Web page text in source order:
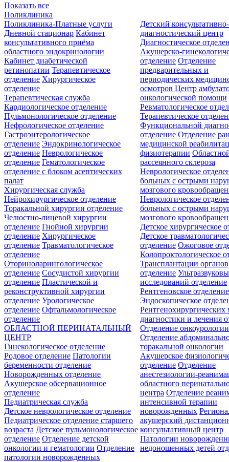
Показать все
Поликлиника
Поликлиника-Платные услуги
Дневной стационар Кабинет
консультативного приёма
областного эндокринологии
Кабинет диабетической
ретинопатии Терапевтическое
отделение Хирургическое
отделение
Детский консультативно-
диагностический центр
Диагностическое
Акушерско-
отделение Отделение
предварительных и
периодических
осмотровЦентр
онкологической помощи
Терапевтическая служба
Кардиологическое отделение
Пульмонологическое отделение
Нефрологическое отделение
Гастроэнтерологическое
отделение Эндокринологическое
отделение Неврологическое
отделение Гематологическое
отделение c блоком асептических
палат
Ревматологическое
Терапевтическое
Функциональной
отделение Отделение
медицинской
физиотерапии
рассеянного склероза
Неврологическое
больных с острыми
мозгового
Неврологическое
больных с острыми
мозгового
Хирургическая служба
Нейрохирургическое отделение
Торакальной хирургии отделение
Челюстно-лицевой хирургии
отделение Гнойной хирургии
отделение Хирургическое
отделение Травматологическое
отделение
Оториноларингологическое
отделение Сосудистой хирургии
отделение Пластической и
реконструктивной хирургии
отделение Урологическое
отделение Офтальмологическое
отделение
Детское хирургическое
Детское
отделение Ожоговое
Колопроктологическое
Трансплантации органов
отделение
исследований отделение
Рентгеновское отделение
Эндоскопическое
Рентгенохирургических
диагностики и лечения
Отделение онкоурологии
Отделение
торакальной онкологии
ОБЛАСТНОЙ ПЕРИНАТАЛЬНЫЙ
ЦЕНТР
Гинекологическое отделение
Родовое отделение Патологии
беременности отделение
Новорожденных отделение
Акушерское обсервационное
отделение
Акушерское
отделение Отделение
анестезиологии-
областного
центра Отделение
интенсивной терапии
новорожденных
акушерский
консультативный центр
Патологии
недоношенных детей
Педиатрическая служба
Детское неврологическое отделение
Педиатрическое отделение старшего
возраста Детское пульмонологическое
отделение Отделение детской
онкологии и гематологии Отделение
патологии новорожденных